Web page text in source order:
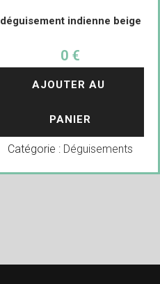
déguisement indienne beige
0 €
AJOUTER AU
PANIER
Catégorie : Déguisements